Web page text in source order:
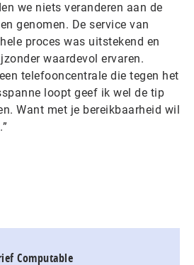
we niets veranderen aan de
genomen. De service van
proces was uitstekend en
waardevol ervaren.
telefooncentrale die tegen het
loopt geef ik wel de tip
Want met je bereikbaarheid wil
Computable